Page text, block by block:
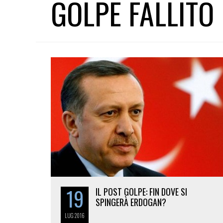
GOLPE FALLITO
19
LUG2016
IL POST GOLPE: FIN DOVE SI
SPINGERÀ ERDOGAN?